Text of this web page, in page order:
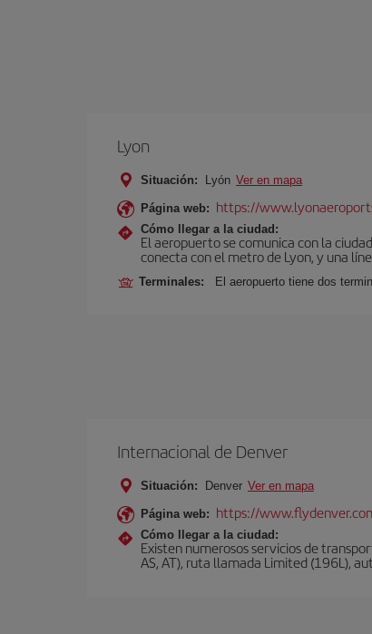
Lyon
Situación: Lyón Ver en mapa
Página web: https://
Cómo llegar a la ciudad:
El aeropuerto se comunica con la
conecta con el metro de Lyon, y una
Terminales: El aeropuerto tiene dos
Internacional de Denver
Situación: Denver Ver en mapa
Página web: https://
Cómo llegar a la ciudad:
Existen numerosos servicios de
AS, AT), ruta llamada Limited (196L),